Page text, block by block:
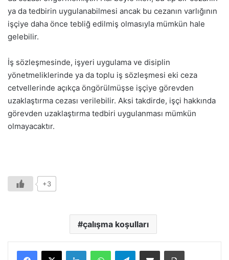
ya da tedbirin uygulanabilmesi ancak bu cezanın varlığının
işçiye daha önce tebliğ edilmiş olmasıyla mümkün hale
gelebilir.
İş sözleşmesinde, işyeri uygulama ve disiplin
yönetmeliklerinde ya da toplu iş sözleşmesi eki ceza
cetvellerinde açıkça öngörülmüşse işçiye görevden
uzaklaştırma cezası verilebilir. Aksi takdirde, işçi hakkında
görevden uzaklaştırma tedbiri uygulanması mümkün
olmayacaktır.
+3
çalışma koşulları
LinkedInWhatsAppTelegramE-Posta ile paylaş Yazdır